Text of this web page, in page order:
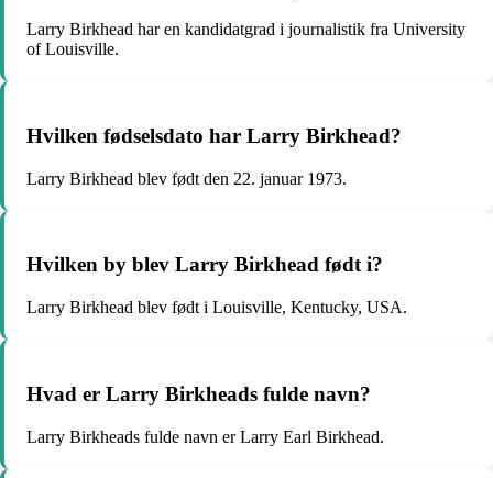
Larry Birkhead har en kandidatgrad i journalistik fra University
of Louisville.
Hvilken fødselsdato har Larry Birkhead?
Larry Birkhead blev født den 22. januar 1973.
Hvilken by blev Larry Birkhead født i?
Larry Birkhead blev født i Louisville, Kentucky, USA.
Hvad er Larry Birkheads fulde navn?
Larry Birkheads fulde navn er Larry Earl Birkhead.